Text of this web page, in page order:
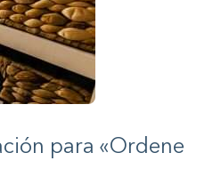
para «Ordene